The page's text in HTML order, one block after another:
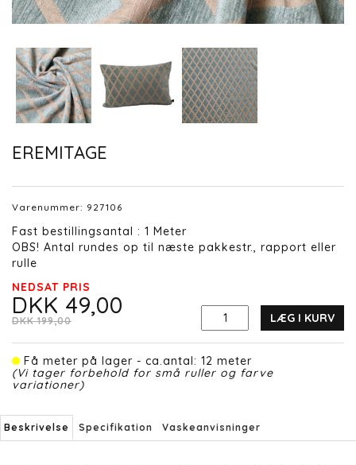
EREMITAGE
Varenummer: 927106
Fast bestillingsantal : 1 Meter
OBS! Antal rundes op til næste pakkestr., rapport eller
rulle
NEDSAT PRIS
DKK 49,00
DKK 199,00 LÆG I KURV
Få meter på lager - ca.antal: 12 meter
(Vi tager forbehold for små ruller og farve
variationer)
Beskrivelse Specifikation Vaskeanvisninger